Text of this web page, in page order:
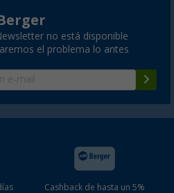
no está disponible
el problema lo antes
Cashback de hasta un 5%